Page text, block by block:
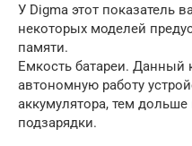
У Digma этот показатель
некоторых моделей
памяти.
Емкость батареи. Данный
автономную работу
аккумулятора, тем дольше
подзарядки.